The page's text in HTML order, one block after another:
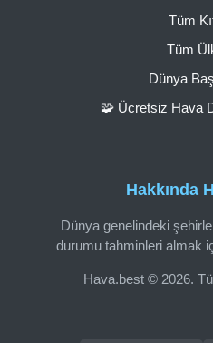
Hakkında
Dünya genelindeki
durumu tahminleri almak
Hava.best © 2026.
Tüm
Tüm
Dünya
🧩 Ücretsiz Hava